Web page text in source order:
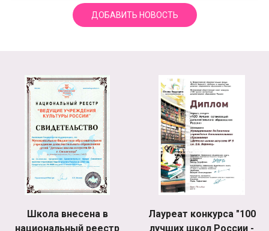
ДОБАВИТЬ НОВОСТЬ
Школа внесена в
национальный реестр
Лауреат конкурса "100
лучших школ России -